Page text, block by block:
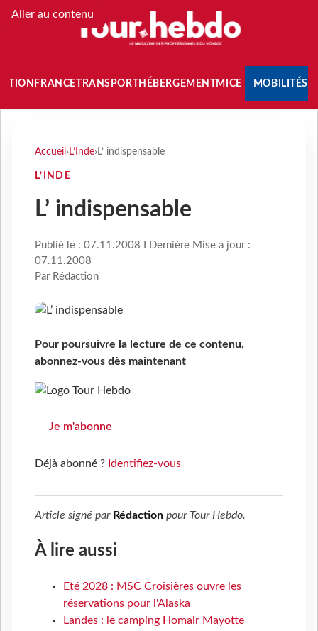
Aller au contenu
FRANCETRANSPORT HÉBERGEMENTMICE MOBILITÉS
Accueil › L’Inde› L’ indispensable
L’INDE
L’ indispensable
Publié le : 07.11.2008 I Dernière Mise à jour :
07.11.2008
Par Rédaction
Pour poursuivre la lecture de ce contenu,
abonnez-vous dès maintenant
Je m'abonne
Déjà abonné ? Identifiez-vous
Article signé par Rédaction pour Tour Hebdo.
À lire aussi
Eté 2028 : MSC Croisières ouvre les
réservations pour l'Alaska
Landes : le camping Homair Mayotte